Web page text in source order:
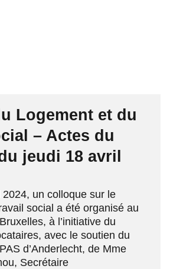
Logement et du
– Actes du
jeudi 18 avril
un colloque sur le
social a été organisé au
à l’initiative du
avec le soutien du
d’Anderlecht, de Mme
Secrétaire